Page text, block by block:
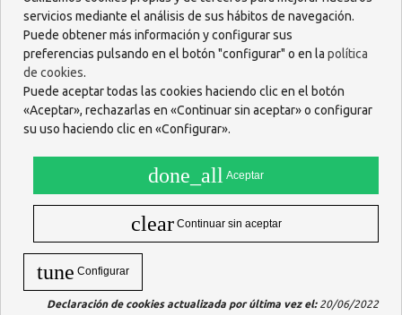
POMADA 1 TUBO 30 G
10,86 €
ORAL 20 STICKS 15 ML
SABOR MELOCOTON
11,41 €
servicios mediante el análisis de sus hábitos de navegación.
Puede obtener más información y configurar sus
preferencias pulsando en el botón "configurar" o en la política
de cookies.
Puede aceptar todas las cookies haciendo clic en el botón
«Aceptar», rechazarlas en «Continuar sin aceptar» o configurar
su uso haciendo clic en «Configurar».
done_all Aceptar
clear Continuar sin aceptar
tune Configurar
Declaración de cookies actualizada por última vez el:20/06/2022